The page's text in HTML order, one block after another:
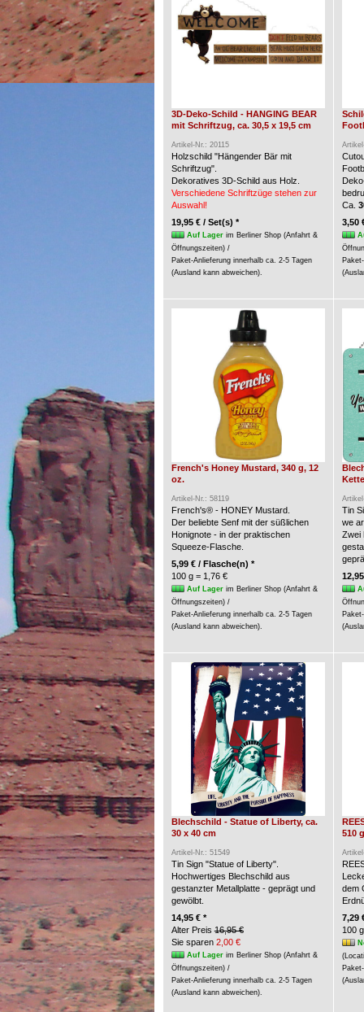
3D-Deko-Schild - HANGING BEAR
mit Schriftzug, ca. 30,5 x 19,5 cm
Artikel-Nr.: 20115
Holzschild "Hängender Bär mit
Schriftzug".
Dekoratives 3D-Schild aus Holz.
Verschiedene Schriftzüge stehen zur
Auswahl!
19,95 € / Set(s) *
Auf Lagerim Berliner Shop (Anfahrt &
Öffnungszeiten) /
Paket-Anlieferung innerhalb ca. 2-5 Tagen
(Ausland kann abweichen).
Ca.
3,50
French's Honey Mustard, 340 g, 12
oz.
Artikel-Nr.: 58119
French's® - HONEY Mustard.
Der beliebte Senf mit der süßlichen
Honignote - in der praktischen
Squeeze-Flasche.
5,99 € / Flasche(n) *
100 g = 1,76 €
Auf Lagerim Berliner Shop (Anfahrt &
Öffnungszeiten) /
Paket-Anlieferung innerhalb ca. 2-5 Tagen
(Ausland kann abweichen).
Tin
we
Zwei
Blechschild - Statue of Liberty, ca.
30 x 40 cm
Artikel-Nr.: 51549
Tin Sign "Statue of Liberty".
Hochwertiges Blechschild aus
gestanzter Metallplatte - geprägt und
gewölbt.
14,95 € *
Alter Preis 16,95 €
Sie sparen 2,00 €
Auf Lagerim Berliner Shop (Anfahrt &
Öffnungszeiten) /
Paket-Anlieferung innerhalb ca. 2-5 Tagen
(Ausland kann abweichen).
510
dem
7,29
100